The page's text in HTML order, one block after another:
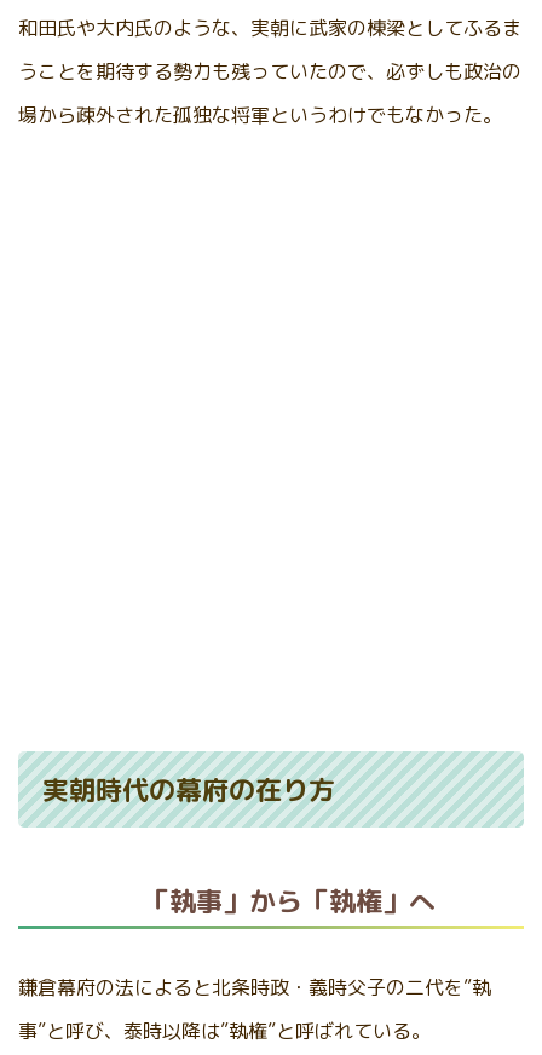
和田氏や大内氏のような、実朝に武家の棟梁としてふるま
うことを期待する勢力も残っていたので、必ずしも政治の
場から疎外された孤独な将軍というわけでもなかった。
実朝時代の幕府の在り方
「執事」から「執権」へ
鎌倉幕府の法によると北条時政・義時父子の二代を”執
事”と呼び、泰時以降は”執権”と呼ばれている。